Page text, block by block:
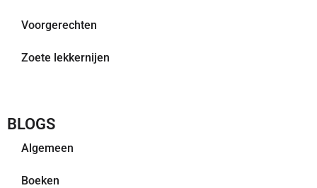
Voorgerechten
Zoete lekkernijen
BLOGS
Algemeen
Boeken